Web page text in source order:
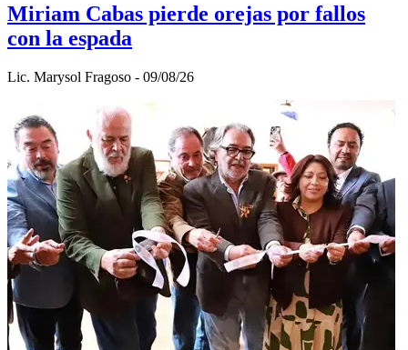
Miriam Cabas pierde orejas por fallos
con la espada
Lic. Marysol Fragoso - 09/08/26